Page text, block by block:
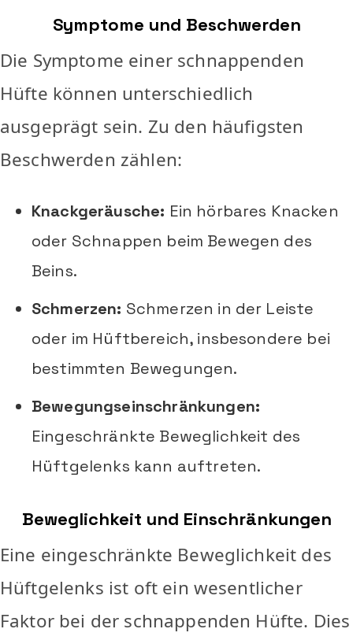
Symptome und Beschwerden
Die Symptome einer schnappenden
Hüfte können unterschiedlich
ausgeprägt sein. Zu den häufigsten
Beschwerden zählen:
Knackgeräusche: Ein hörbares Knacken
oder Schnappen beim Bewegen des
Beins.
Schmerzen: Schmerzen in der Leiste
oder im Hüftbereich, insbesondere bei
bestimmten Bewegungen.
Bewegungseinschränkungen:
Eingeschränkte Beweglichkeit des
Hüftgelenks kann auftreten.
Beweglichkeit und Einschränkungen
Eine eingeschränkte Beweglichkeit des
Hüftgelenks ist oft ein wesentlicher
Faktor bei der schnappenden Hüfte. Dies